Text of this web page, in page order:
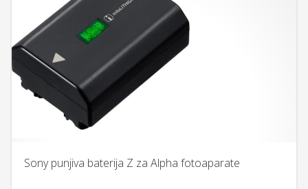
Sony punjiva baterija Z za Alpha fotoaparate